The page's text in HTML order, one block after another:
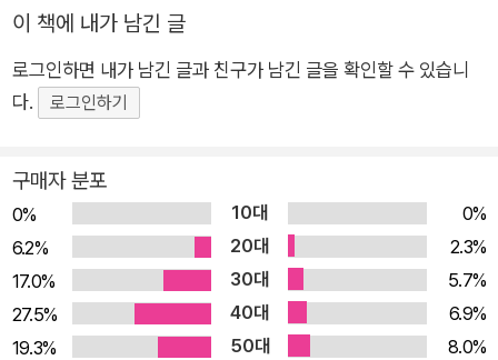
독일 헤센주 대자연의 품에 자리한 타우누스 지역의 살인사건을
풀어가는 고품격 범죄 미스터리다. 실제로 타우누스 지역에서 성
장한 넬레 노이하우스가 자비 출판으로 2005년부터 펴내기 시
작한 이 시리즈의 네 번째 작품 《백설공주에게 죽음을》은 30개
에서도 독일 장르 소설의 대중적 인지도를 크게 높인 바 있다. 20
13년부터 타우누스 시리즈는 독일 ZDF에서 미니시리즈로 방영
되어 높은 시청률을 기록했으며, 《백설공주에게 죽음을》은 202
4년 여름 한국에서도 드라마로 방영되어 뜨거운 호응을 얻고 있
다. 살인사건 자체뿐 아니라 의학과 심리학, 정치와 사법제도 등
사회 구석구석의 굵직한 이슈들을 팽팽한 긴장감, 유머와 디테일
이 책에 내가 남긴 글
로그인하면 내가 남긴 글과 친구가 남긴 글을 확인할 수 있습니
다.
로그인하기
구매자 분포
0% 10대
0%
6.2%
20대
2.3%
17.0%
30대
5.7%
27.5%
40대
6.9%
19.3%
50대
8.0%